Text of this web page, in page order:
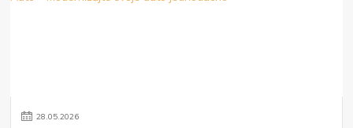
28.05.2026